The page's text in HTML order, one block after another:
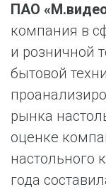
ПАО
компания в
и розничной
бытовой
рынка
оценке
настольного
года